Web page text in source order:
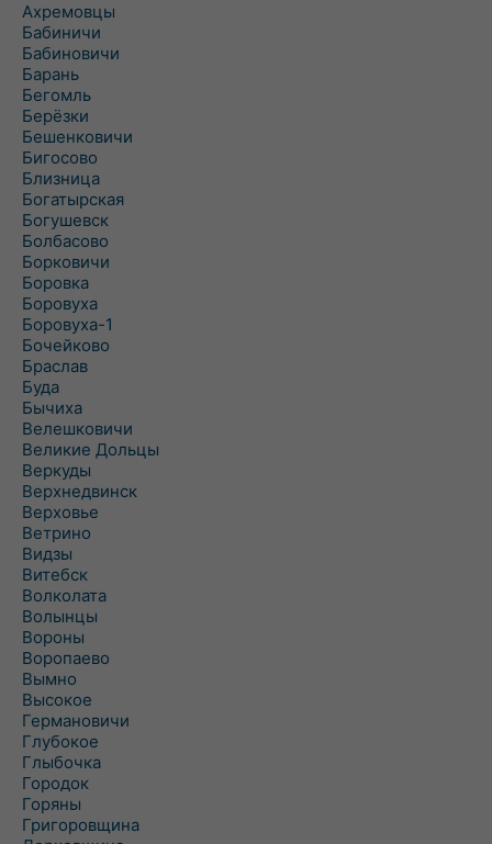
Ахремовцы
Бабиничи
Бабиновичи
Барань
Бегомль
Берёзки
Бешенковичи
Бигосово
Близница
Богатырская
Богушевск
Болбасово
Борковичи
Боровка
Боровуха
Боровуха-1
Бочейково
Браслав
Буда
Бычиха
Велешковичи
Великие Дольцы
Веркуды
Верхнедвинск
Верховье
Ветрино
Видзы
Витебск
Волколата
Волынцы
Вороны
Воропаево
Вымно
Высокое
Германовичи
Глубокое
Глыбочка
Городок
Горяны
Григоровщина